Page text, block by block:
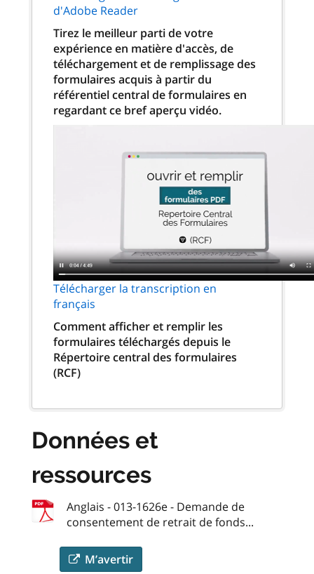
d'Adobe Reader
Tirez le meilleur parti de votre
expérience en matière d'accès, de
téléchargement et de remplissage des
formulaires acquis à partir du
référentiel central de formulaires en
regardant ce bref aperçu vidéo.
Télécharger la transcription en
français
Comment afficher et remplir les
formulaires téléchargés depuis le
Répertoire central des formulaires
(RCF)
Données et
ressources
Anglais - 013-1626e - Demande de
consentement de retrait de fonds...
M’avertir